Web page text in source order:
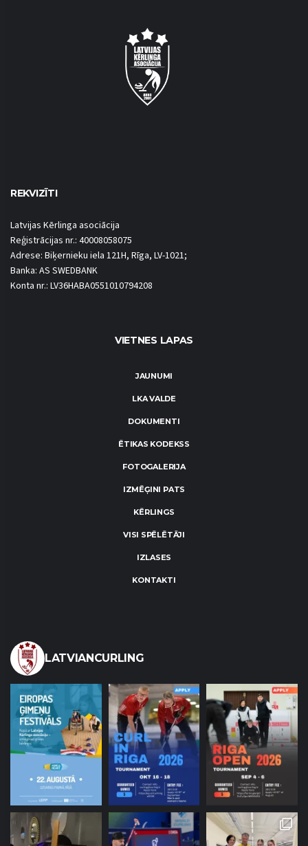
REKVIZĪTI
Latvijas Kērlinga asociācija
Reģistrācijas nr.: 40008058075
Adrese: Biķernieku iela 121H, Rīga, LV-1021;
Banka: AS SWEDBANK
Konta nr.: LV36HABA0551010794208
VIETNES LAPAS
JAUNUMI
LKA VALDE
DOKUMENTI
ĒTIKAS KODEKSS
FOTOGALERIJA
IZMĒĢINI PATS
KĒRLINGS
VISI SPĒLĒTĀJI
IZLASES
KONTAKTI
LATVIANCURLING